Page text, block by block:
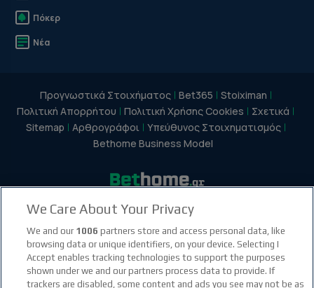
Πόκερ
Νέα
Προγνωστικά Στοιχήματος Bet365
Stoiximan
Πολιτική Απορρήτου
Πολιτική Χρήσης Cookies
Σχετικά
Sitemap
Αρθρογράφοι
Υπεύθυνος Στοιχηματισμός
Bethome Business Model
We Care About Your Privacy
We and our 1006 partners store and access personal data, like
browsing data or unique identifiers, on your device. Selecting I
Accept enables tracking technologies to support the purposes
shown under we and our partners process data to provide. If
trackers are disabled, some content and ads you see may not be as